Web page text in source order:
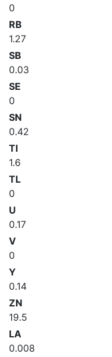
0
RB
1.27
SB
0.03
SE
0
SN
0.42
TI
1.6
TL
0
U
0.17
V
0
Y
0.14
ZN
19.5
LA
0.008